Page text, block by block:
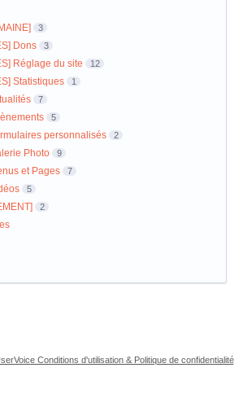
3
Dons 3
Réglage du site 12
Statistiques 1
7
5
personnalisés 2
Photo 9
et Pages 7
5
2
Conditions d'utilisation & Politique de confidentialité